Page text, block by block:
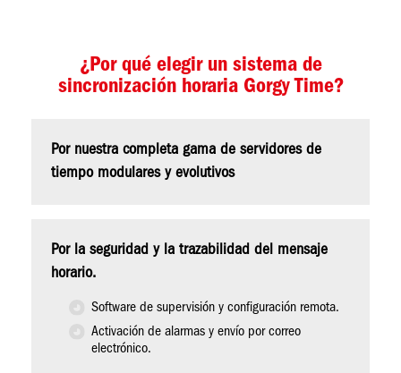
¿Por qué elegir un sistema de
sincronización horaria Gorgy Time?
Por nuestra completa gama de servidores de
tiempo modulares y evolutivos
Por la seguridad y la trazabilidad del mensaje
horario.
Software de supervisión y configuración remota.
Activación de alarmas y envío por correo
electrónico.